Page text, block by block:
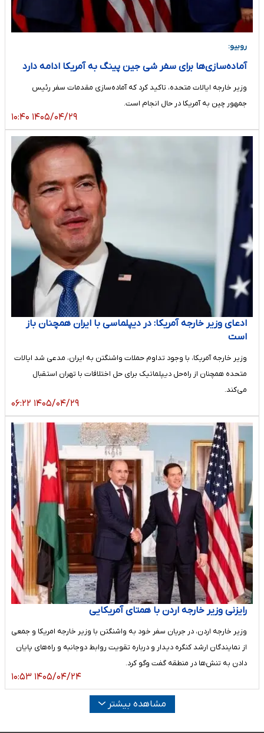
روبیو:‌
آماده‌سازی‌ها برای سفر شی جین‌ پینگ به آمریکا ادامه دارد
وزیر خارجه ایالات متحده، تاکید کرد که آماده‌سازی مقدمات سفر رئیس
جمهور چین به آمریکا در حال انجام است.
۱۴۰۵/۰۴/۲۹ ۱۰:۴۰
ادعای وزیر خارجه آمریکا: در دیپلماسی با ایران همچنان باز
است
وزیر خارجه آمریکا، با وجود تداوم حملات واشنگتن به ایران، مدعی شد ایالات
متحده همچنان از راه‌حل دیپلماتیک برای حل اختلافات با تهران استقبال
می‌کند.
۱۴۰۵/۰۴/۲۹ ۰۶:۲۲
رایزنی وزیر خارجه اردن با همتای آمریکایی
وزیر خارجه اردن، در جریان سفر خود به واشنگتن با وزیر خارجه امریکا و جمعی
از نمایندگان ارشد کنگره دیدار و درباره تقویت روابط دوجانبه و راه‌های پایان
دادن به تنش‌ها در منطقه گفت وگو کرد.
۱۴۰۵/۰۴/۲۴ ۱۰:۵۳
مشاهده بیشتر